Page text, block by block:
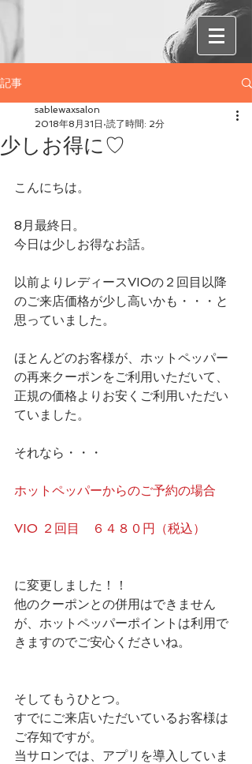
記事
少しお得に♡
sablewaxsalon
2018年8月31日 読了時間: 2分
こんにちは。
8月最終日。
今日は少しお得なお話。
以前よりレディースVIOの２回目以降
のご来店価格が少し高いかも・・・と
思っていました。
ほとんどのお客様が、ホットペッパー
の再来クーポンをご利用いただいて、
正規の価格よりお安くご利用いただい
ていました。
それなら・・・
ホットペッパーからのご予約の場合
VIO ２回目　６４８０円（税込）
に変更しました！！
他のクーポンとの併用はできません
が、ホットペッパーポイントは利用で
きますのでご安心くださいね。
そしてもうひとつ。
すでにご来店いただいているお客様は
ご存知ですが。
当サロンでは、アプリを導入していま